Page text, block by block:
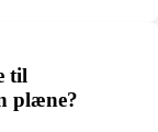
til
plæne?